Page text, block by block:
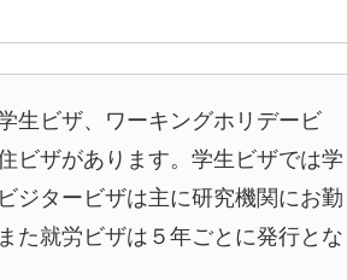
生ビザ、ワーキングホリデービ
ビザがあります。学生ビザでは学
ジタービザは主に研究機関にお勤
た就労ビザは５年ごとに発行とな